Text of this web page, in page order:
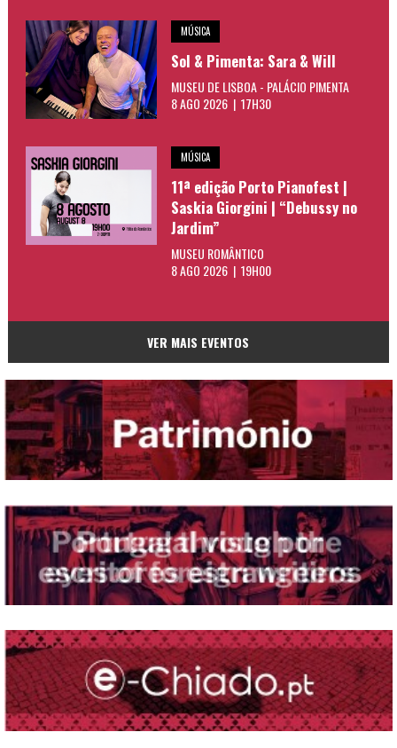
MÚSICA
Sol & Pimenta: Sara & Will
MUSEU DE LISBOA - PALÁCIO PIMENTA
8 AGO 2026 | 17H30
MÚSICA
11ª edição Porto Pianofest |
Saskia Giorgini | “Debussy no
Jardim”
MUSEU ROMÂNTICO
8 AGO 2026 | 19H00
VER MAIS EVENTOS